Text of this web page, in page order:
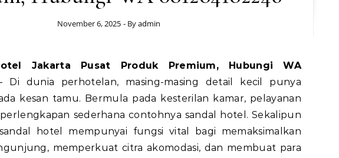
November 6, 2025 - Byadmin
Di dunia perhotelan, masing-masing detail kecil punya
kesan tamu. Bermula pada kesterilan kamar, pelayanan
sederhana contohnya sandal hotel. Sekalipun
hotel mempunyai fungsi vital bagi memaksimalkan
memperkuat citra akomodasi, dan membuat para